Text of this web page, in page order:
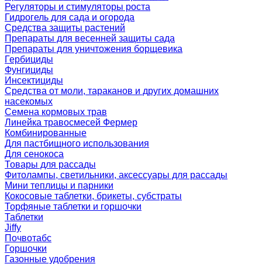
Регуляторы и стимуляторы роста
Гидрогель для сада и огорода
Средства защиты растений
Препараты для весенней защиты сада
Препараты для уничтожения борщевика
Гербициды
Фунгициды
Инсектициды
Средства от моли, тараканов и других домашних
насекомых
Семена кормовых трав
Линейка травосмесей Фермер
Комбинированные
Для пастбищного использования
Для сенокоса
Товары для рассады
Фитолампы, светильники, аксессуары для рассады
Мини теплицы и парники
Кокосовые таблетки, брикеты, субстраты
Торфяные таблетки и горшочки
Таблетки
Jiffy
Почвотабс
Горшочки
Газонные удобрения